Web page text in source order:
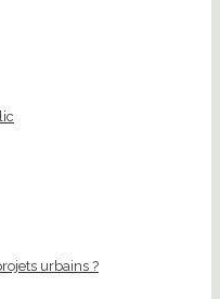
urbains ?